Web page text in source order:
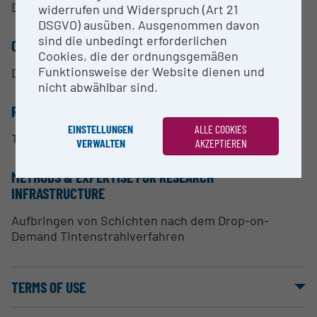
Druckkopf) bzw. 0.2 µm (10 pL Druckkopf)
CONTACT PERSON
DI Daniel Fechtig, PhD
RESEARCH SERVICES
Test of inks according to their printability
METHODS & EXPERTISE FOR RESEARCH
INFRASTRUCTURE
Aufbringen von Schichten nach dem Drop-on-
Demand Tintenstrahlverfahren
TERMS OF USE
widerrufen und Widerspruch (Art 21
DSGVO) ausüben. Ausgenommen davon
sind die unbedingt erforderlichen
Cookies, die der ordnungsgemäßen
Funktionsweise der Website dienen und
nicht abwählbar sind.
EINSTELLUNGEN
VERWALTEN
ALLE COOKIES
AKZEPTIEREN